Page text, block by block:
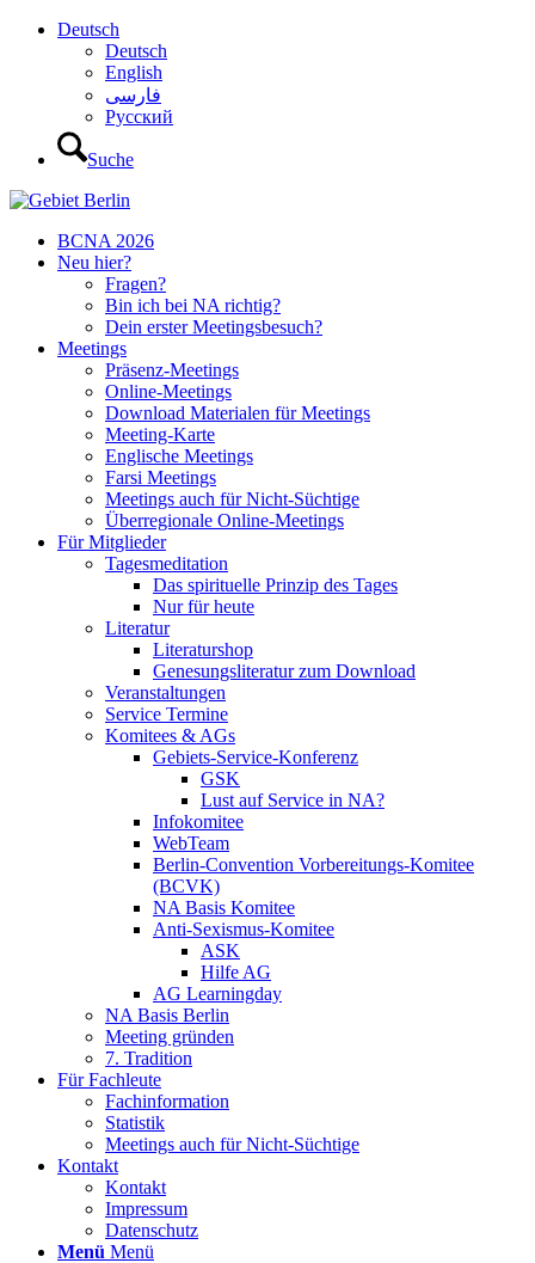
Deutsch
Deutsch
English
فارسی
Русский
Suche
BCNA 2026
Neu hier?
Fragen?
Bin ich bei NA richtig?
Dein erster Meetingsbesuch?
Meetings
Präsenz-Meetings
Online-Meetings
Download Materialen für Meetings
Meeting-Karte
Englische Meetings
Farsi Meetings
Meetings auch für Nicht-Süchtige
Überregionale Online-Meetings
Für Mitglieder
Tagesmeditation
Das spirituelle Prinzip des Tages
Nur für heute
Literatur
Literaturshop
Genesungsliteratur zum Download
Veranstaltungen
Service Termine
Komitees & AGs
Gebiets-Service-Konferenz
GSK
Lust auf Service in NA?
Infokomitee
WebTeam
Berlin-Convention Vorbereitungs-Komitee
(BCVK)
NA Basis Komitee
Anti-Sexismus-Komitee
ASK
Hilfe AG
AG Learningday
NA Basis Berlin
Meeting gründen
7. Tradition
Für Fachleute
Fachinformation
Statistik
Meetings auch für Nicht-Süchtige
Kontakt
Kontakt
Impressum
Datenschutz
Menü Menü